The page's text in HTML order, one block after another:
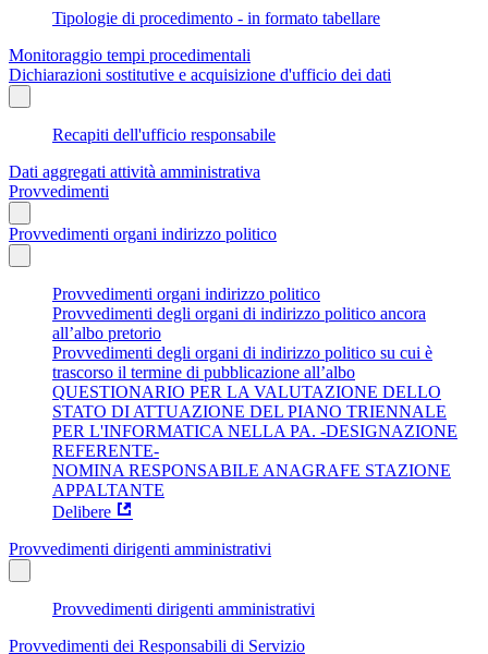
Tipologie di procedimento - in formato tabellare
Monitoraggio tempi procedimentali
Dichiarazioni sostitutive e acquisizione d'ufficio dei dati
Recapiti dell'ufficio responsabile
Dati aggregati attività amministrativa
Provvedimenti
Provvedimenti organi indirizzo politico
Provvedimenti organi indirizzo politico
Provvedimenti degli organi di indirizzo politico ancora
all’albo pretorio
Provvedimenti degli organi di indirizzo politico su cui è
trascorso il termine di pubblicazione all’albo
QUESTIONARIO PER LA VALUTAZIONE DELLO
STATO DI ATTUAZIONE DEL PIANO TRIENNALE
PER L'INFORMATICA NELLA PA. -DESIGNAZIONE
REFERENTE-
NOMINA RESPONSABILE ANAGRAFE STAZIONE
APPALTANTE
Delibere
Provvedimenti dirigenti amministrativi
Provvedimenti dirigenti amministrativi
Provvedimenti dei Responsabili di Servizio